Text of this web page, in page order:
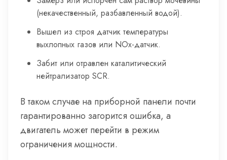
(некачественный, разбавленный водой).
Вышел из строя датчик температуры
выхлопных газов или NOx-датчик.
Забит или отравлен каталитический
нейтрализатор SCR.
В таком случае на приборной панели почти
гарантированно загорится ошибка, а
двигатель может перейти в режим
ограничения мощности.